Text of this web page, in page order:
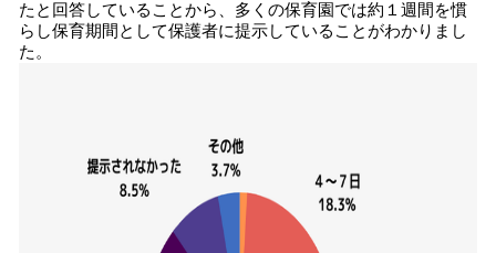
たと回答していることから、多くの保育園では約１週間を慣
らし保育期間として保護者に提示していることがわかりまし
た。